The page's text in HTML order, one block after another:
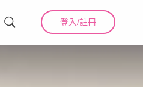
登入/註冊